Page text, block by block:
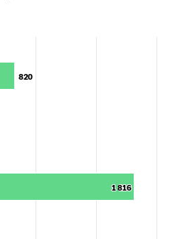
820
820
1 816
1 816